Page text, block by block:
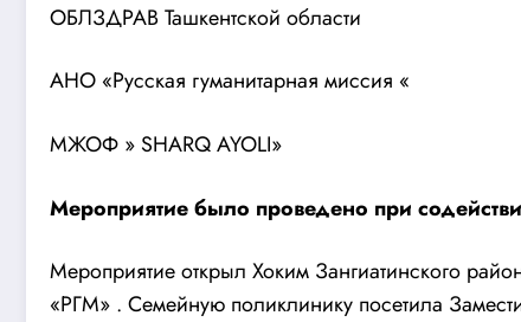
ОБЛЗДРАВ Ташкентской области
АНО «Русская гуманитарная миссия «
МЖОФ » SHARQ AYOLI»
Мероприятие было проведено при
Мероприятие открыл Хоким Зангиатинского
«РГМ» . Семейную поликлинику посетила